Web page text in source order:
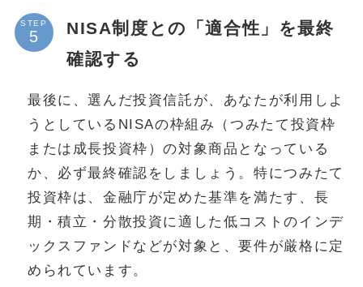
STEP
NISA制度との「適合性」を最終
確認する
最後に、選んだ投資信託が、あなたが利用しよ
うとしているNISAの枠組み（つみたて投資枠
または成長投資枠）の対象商品となっている
か、必ず最終確認をしましょう。特につみたて
投資枠は、金融庁が定めた基準を満たす、長
期・積立・分散投資に適した低コストのインデ
ックスファンドなどが対象と、要件が厳格に定
められています。